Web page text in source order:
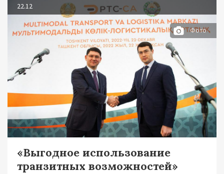
22.12
Фото
«Выгодное использование
транзитных возможностей»